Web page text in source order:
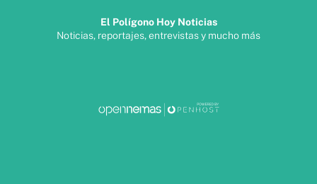
El Polígono Hoy Noticias
Noticias, reportajes, entrevistas y mucho más